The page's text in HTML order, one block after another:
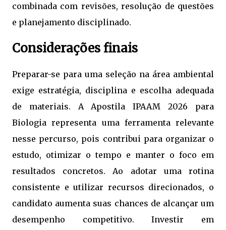
combinada com revisões, resolução de questões
e planejamento disciplinado.
Considerações finais
Preparar-se para uma seleção na área ambiental
exige estratégia, disciplina e escolha adequada
de materiais. A Apostila IPAAM 2026 para
Biologia representa uma ferramenta relevante
nesse percurso, pois contribui para organizar o
estudo, otimizar o tempo e manter o foco em
resultados concretos. Ao adotar uma rotina
consistente e utilizar recursos direcionados, o
candidato aumenta suas chances de alcançar um
desempenho competitivo. Investir em